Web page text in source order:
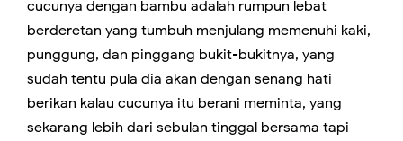
cucunya dengan bambu adalah rumpun lebat
berderetan yang tumbuh menjulang memenuhi kaki,
punggung, dan pinggang bukit-bukitnya, yang
sudah tentu pula dia akan dengan senang hati
berikan kalau cucunya itu berani meminta, yang
sekarang lebih dari sebulan tinggal bersama tapi